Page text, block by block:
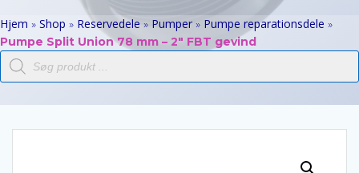
Hjem » Shop » Reservedele » Pumper» Pumpe reparationsdele »
Pumpe Split Union 78 mm – 2″ FBT gevind
Products
search